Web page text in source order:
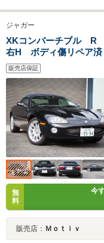
ジャガー
XKコンバーチブル R
右H ボディ傷リペア
ジュ革
販売店保証
無
料
今
販売店： Ｍｏｔｉｖ